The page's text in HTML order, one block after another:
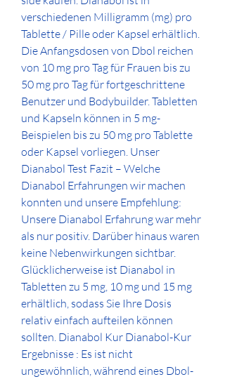
verschiedenen Milligramm (mg) pro
Tablette / Pille oder Kapsel erhältlich.
Die Anfangsdosen von Dbol reichen
von 10 mg pro Tag für Frauen bis zu
50 mg pro Tag für fortgeschrittene
Benutzer und Bodybuilder. Tabletten
und Kapseln können in 5 mg-
Beispielen bis zu 50 mg pro Tablette
oder Kapsel vorliegen. Unser
Dianabol Test Fazit – Welche
Dianabol Erfahrungen wir machen
konnten und unsere Empfehlung:
Unsere Dianabol Erfahrung war mehr
als nur positiv. Darüber hinaus waren
keine Nebenwirkungen sichtbar.
Glücklicherweise ist Dianabol in
Tabletten zu 5 mg, 10 mg und 15 mg
erhältlich, sodass Sie Ihre Dosis
relativ einfach aufteilen können
sollten. Dianabol Kur Dianabol-Kur
Ergebnisse : Es ist nicht
ungewöhnlich, während eines Dbol-